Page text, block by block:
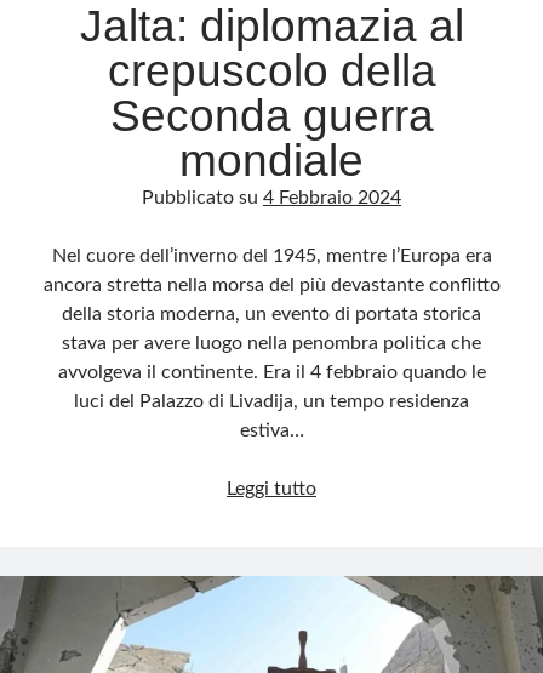
Jalta: diplomazia al
crepuscolo della
Seconda guerra
mondiale
Pubblicato su 4 Febbraio 2024
Nel cuore dell’inverno del 1945, mentre l’Europa era
ancora stretta nella morsa del più devastante conflitto
della storia moderna, un evento di portata storica
stava per avere luogo nella penombra politica che
avvolgeva il continente. Era il 4 febbraio quando le
luci del Palazzo di Livadija, un tempo residenza
estiva…
Leggi tuttoJalta:
crepuscolo
guerra